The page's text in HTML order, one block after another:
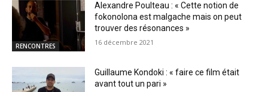
RENCONTRES
Alexandre Poulteau : « Cette notion de
fokonolona est malgache mais on peut
trouver des résonances »
16 décembre 2021
Guillaume Kondoki : « faire ce film était
avant tout un pari »